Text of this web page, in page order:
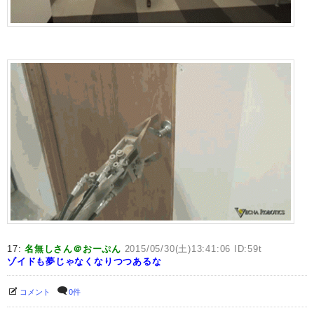
17:名無しさん＠おーぷん 2015/05/30(土)13:41:06 ID:59t
ゾイドも夢じゃなくなりつつあるな
コメント 0件